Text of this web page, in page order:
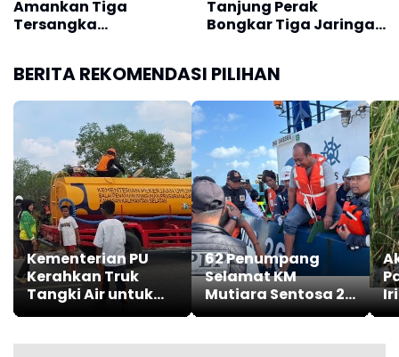
pemerintah terkait guna meningkatkan
Amankan Tiga
Tersangka
Tanjung Perak
Bongkar Tiga Jaringan
BERITA REKOMENDASI PILIHAN
Kementerian PU
Kerahkan Truk
Tangki Air untuk
Tangani Karhutla
62 Penumpang
Selamat KM
Mutiara Sentosa 2
Masih Bertahan di